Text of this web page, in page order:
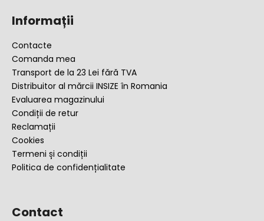
Informații
Contacte
Comanda mea
Transport de la 23 Lei fără TVA
Distribuitor al mărcii INSIZE în Romania
Evaluarea magazinului
Condiții de retur
Reclamații
Cookies
Termeni și condiții
Politica de confidențialitate
Contact